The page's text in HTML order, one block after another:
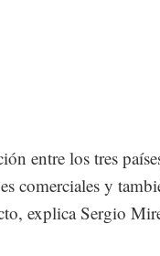
entre los tres
comerciales y
explica Sergio